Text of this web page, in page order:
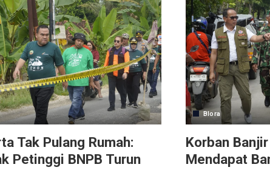
Tak Pulang Rumah:
Petinggi BNPB Turun
Blora
Korban
Mendapat